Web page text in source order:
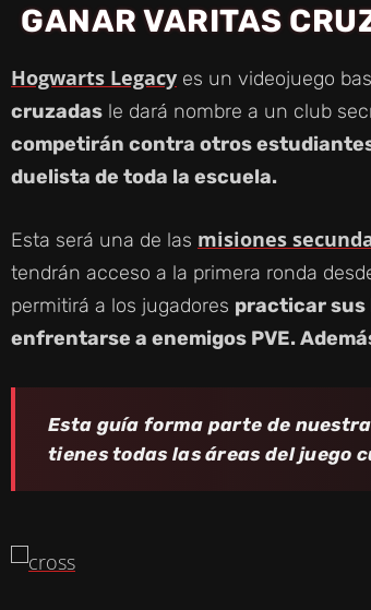
GANAR VARITAS
Hogwarts Legacy es un videojuego
cruzadas le dará nombre a un club
competirán contra otros
duelista de toda la escuela.
Esta será una de las misiones
tendrán acceso a la primera ronda
permitirá a los jugadores practicar sus
enfrentarse a enemigos PVE.
Esta guía forma parte de nuestra
tienes todas las áreas del juego